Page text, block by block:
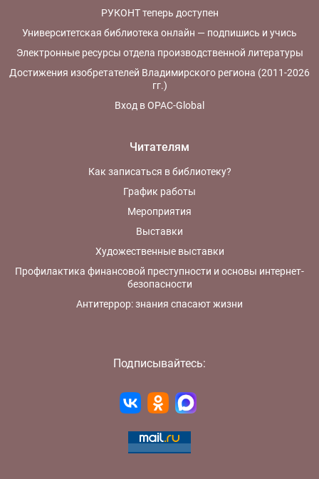
РУКОНТ теперь доступен
Университетская библиотека онлайн — подпишись и учись
Электронные ресурсы отдела производственной литературы
Достижения изобретателей Владимирского региона (2011-2026
гг.)
Вход в OPAC-Global
Читателям
Как записаться в библиотеку?
График работы
Мероприятия
Выставки
Художественные выставки
Профилактика финансовой преступности и основы интернет-
безопасности
Антитеррор: знания спасают жизни
Подписывайтесь: